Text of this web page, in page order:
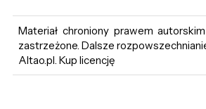
Materiał chroniony prawem
zastrzeżone. Dalsze
Altao.pl. Kup licencję